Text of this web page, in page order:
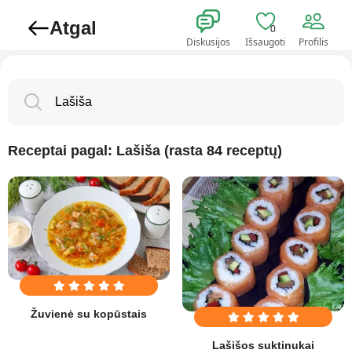
Atgal
Diskusijos
0
Išsaugoti Profilis
Receptai pagal: Lašiša (rasta 84 receptų)
Žuvienė su kopūstais
Lašišos suktinukai